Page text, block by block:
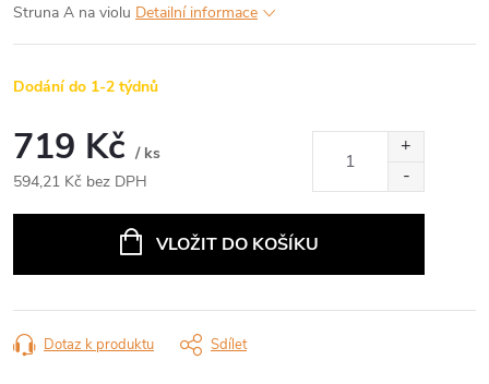
Struna A na violu Detailní informace
Dodání do 1-2 týdnů
719 Kč / ks
594,21 Kč bez DPH
VLOŽIT DO KOŠÍKU
Dotaz k produktu Sdílet